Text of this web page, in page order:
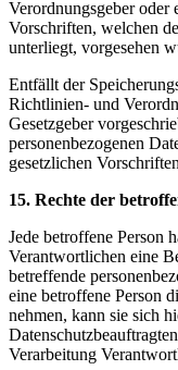
Verordnungsgeber oder
Vorschriften, welchen
unterliegt, vorgesehen
Entfällt der
Richtlinien- und
Gesetzgeber
personenbezogenen
gesetzlichen
15. Rechte der
Jede betroffene Person
Verantwortlichen eine
betreffende
eine betroffene Person
nehmen, kann sie sich
Verarbeitung